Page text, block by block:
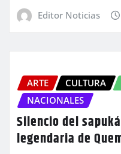
Editor Noticias
ARTE CULTURA
NACIONALES
Silencio del
legendaria de